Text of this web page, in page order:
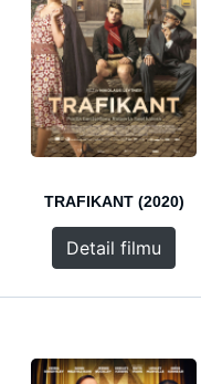
TRAFIKANT (2020)
Detail filmu